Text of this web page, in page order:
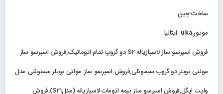
ساخت:چین
موتور:ulka ایتالیا
فروش اسپرسو ساز لاسپازیاله S2 دو گروپ تمام اتوماتیک,فروش اسپرسو ساز
مولتی بویلر دو گروپ سیمونلی,فروش اسپرسو ساز مولتی بویلر سیمونلی مدل
وایت ایگل,فروش اسپرسو ساز نیمه اتومات لاسپازیاله (مدلS21),فروش